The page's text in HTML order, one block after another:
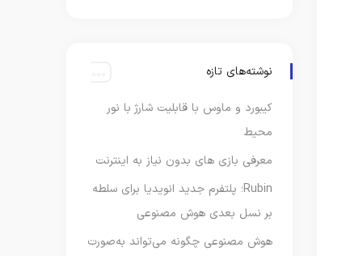
نوشته‌های تازه
کیبورد و ماوس با قابلیت شارژ با نور
محیط
معرفی بازی های بدون نیاز به اینترنت
Rubin؛ پلتفرم جدید انویدیا برای سلطه
بر نسل بعدی هوش مصنوعی
هوش مصنوعی چگونه می‌تواند به‌صورت